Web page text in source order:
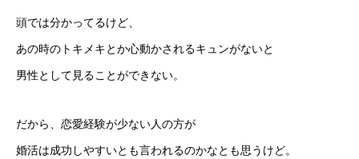
頭では分かってるけど、
あの時のトキメキとか心動かされるキュンがないと
男性として見ることができない。
だから、恋愛経験が少ない人の方が
婚活は成功しやすいとも言われるのかなとも思うけど。